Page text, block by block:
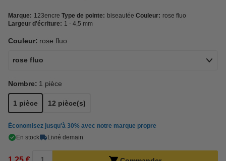
Marque: 123encre Type de pointe: biseautée Couleur: rose fluo
Largeur d'écriture: 1 - 4,5 mm
Couleur: rose fluo
rose fluo
Nombre: 1 pièce
1 pièce 12 pièce(s)
Économisez jusqu'à 30% avec notre marque propre
En stock
Livré demain